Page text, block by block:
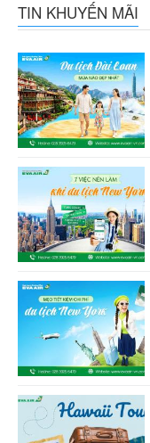
TIN KHUYẾN MÃI